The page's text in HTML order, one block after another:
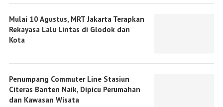
Mulai 10 Agustus, MRT Jakarta Terapkan
Rekayasa Lalu Lintas di Glodok dan
Kota
Penumpang Commuter Line Stasiun
Citeras Banten Naik, Dipicu Perumahan
dan Kawasan Wisata